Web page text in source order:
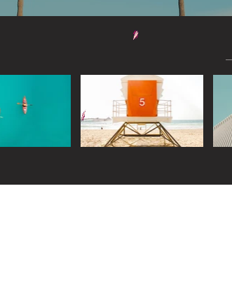
Widget Didn’t Load
Check your internet and refresh
If that doesn’t work, contact us.